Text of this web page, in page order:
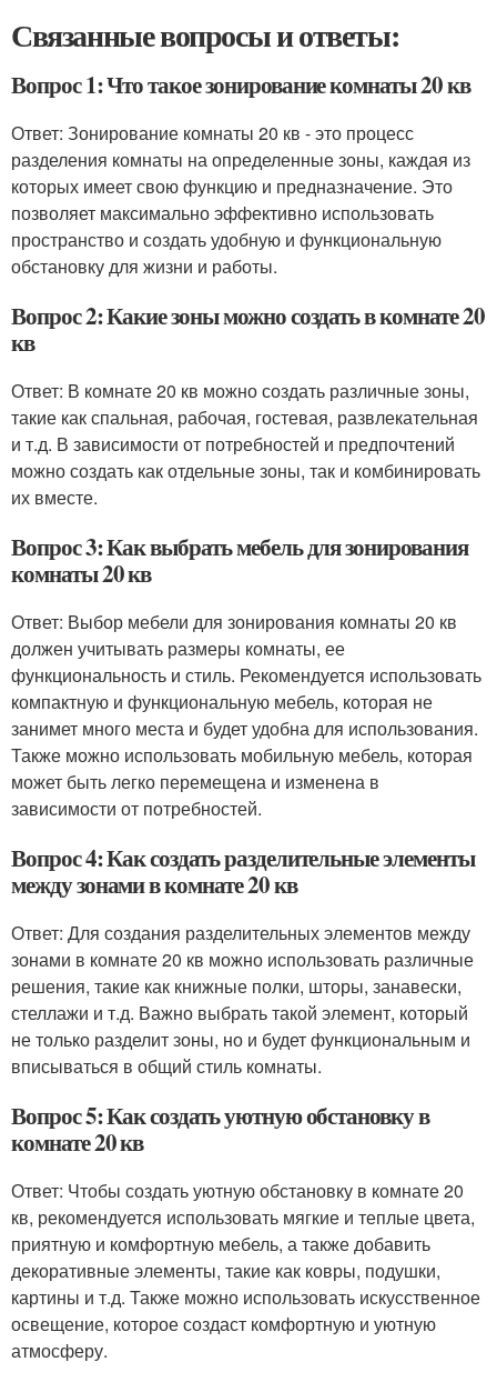
Связанные вопросы и ответы:
Вопрос 1: Что такое зонирование комнаты 20 кв
Ответ: Зонирование комнаты 20 кв - это процесс
разделения комнаты на определенные зоны, каждая из
которых имеет свою функцию и предназначение. Это
позволяет максимально эффективно использовать
пространство и создать удобную и функциональную
обстановку для жизни и работы.
Вопрос 2: Какие зоны можно создать в комнате 20
кв
Ответ: В комнате 20 кв можно создать различные зоны,
такие как спальная, рабочая, гостевая, развлекательная
и т.д. В зависимости от потребностей и предпочтений
можно создать как отдельные зоны, так и комбинировать
их вместе.
Вопрос 3: Как выбрать мебель для зонирования
комнаты 20 кв
Ответ: Выбор мебели для зонирования комнаты 20 кв
должен учитывать размеры комнаты, ее
функциональность и стиль. Рекомендуется использовать
компактную и функциональную мебель, которая не
занимет много места и будет удобна для использования.
Также можно использовать мобильную мебель, которая
может быть легко перемещена и изменена в
зависимости от потребностей.
Вопрос 4: Как создать разделительные элементы
между зонами в комнате 20 кв
Ответ: Для создания разделительных элементов между
зонами в комнате 20 кв можно использовать различные
решения, такие как книжные полки, шторы, занавески,
стеллажи и т.д. Важно выбрать такой элемент, который
не только разделит зоны, но и будет функциональным и
вписываться в общий стиль комнаты.
Вопрос 5: Как создать уютную обстановку в
комнате 20 кв
Ответ: Чтобы создать уютную обстановку в комнате 20
кв, рекомендуется использовать мягкие и теплые цвета,
приятную и комфортную мебель, а также добавить
декоративные элементы, такие как ковры, подушки,
картины и т.д. Также можно использовать искусственное
освещение, которое создаст комфортную и уютную
атмосферу.